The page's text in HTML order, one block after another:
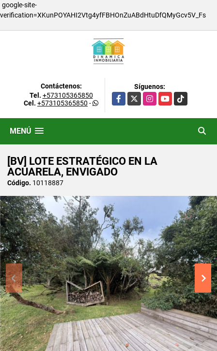
google-site-
verification=XKunPOYAHI2Vtg4yfFBHOnZuABdHtuDfQMyGcv5V_Fs
Contáctenos:
Tel. +573105365850
Cel. +573105365850 -
Síguenos:
Facebook
X InstagramYouTubeTikTok
MENÚ
[BV] LOTE ESTRATÉGICO EN LA
ACUARELA, ENVIGADO
Código. 10118887